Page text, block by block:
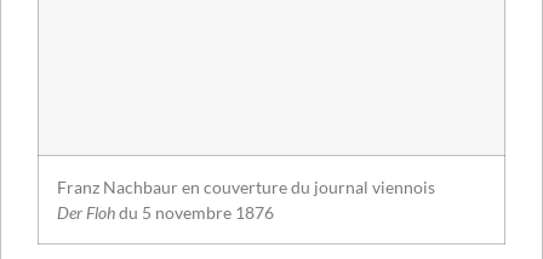
Franz Nachbaur en couverture du journal viennois
Der Flohdu 5 novembre 1876